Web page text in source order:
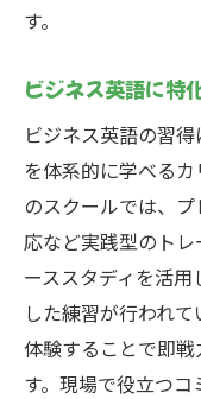
す。
ビジネス英語に特
ビジネス英語の習
を体系的に学べる
のスクールでは、
応など実践型のト
ーススタディを活
した練習が行われて
体験することで即
す。現場で役立つ